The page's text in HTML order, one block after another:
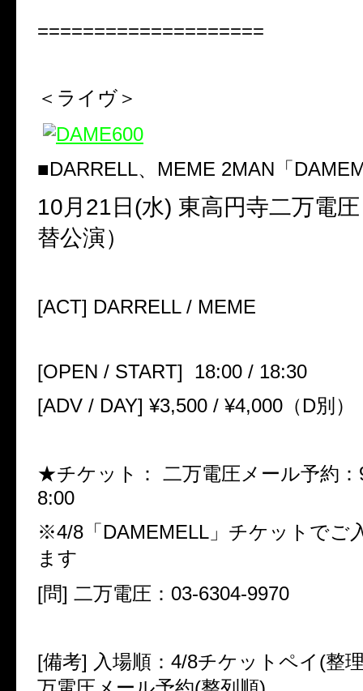
====================
＜ライヴ＞
■DARRELL、 MEME 2MAN 「
10月 21 日(水) 東高円寺二万電
替公演）
[ACT] DARRELL / MEME
[OPEN / START] 18:00 / 18:30
[ADV / DAY] ¥3,500 / ¥4,000 （D別）
★チケット： 二万電圧メール予約：
8:00
※4/8 「 DAMEMELL 」チケットでご
ます
[問] 二万電圧： 03-6304-9970
[備考] 入場順： 4/8チケットペイ(整